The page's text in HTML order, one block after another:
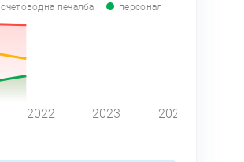
счетоводна печалба персонал
2022 2023 2024